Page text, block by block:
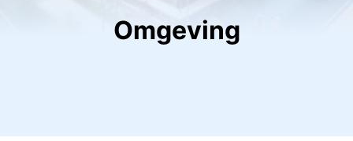
Omgeving